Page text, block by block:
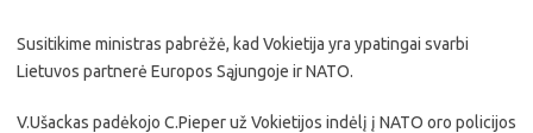
Susitikime ministras pabrėžė, kad Vokietija yra ypatingai svarbi
Lietuvos partnerė Europos Sąjungoje ir NATO.
V.Ušackas padėkojo C.Pieper už Vokietijos indėlį į NATO oro policijos